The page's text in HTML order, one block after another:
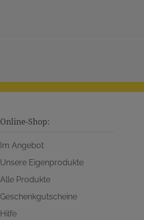
Online-Shop:
Im Angebot
Unsere Eigenprodukte
Alle Produkte
Geschenkgutscheine
Hilfe